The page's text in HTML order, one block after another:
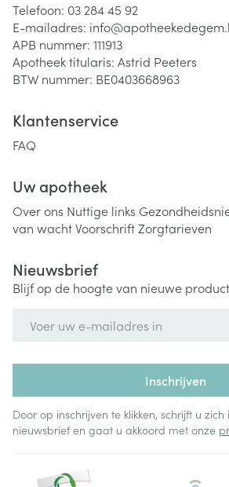
Telefoon: 03 284 45 92
E-mailadres: info@
APB nummer: 111913
Apotheek titularis: Astrid Peeters
BTW nummer: BE0403668963
Klantenservice
FAQ
Uw apotheek
Over ons Nuttige links
van wachtVoorschriftZorgtarieven
Nieuwsbrief
Blijf op de hoogte van nieuwe
Inschrijven
Door op inschrijven te klikken, schrijft u
nieuwsbrief en gaat u akkoord met onze